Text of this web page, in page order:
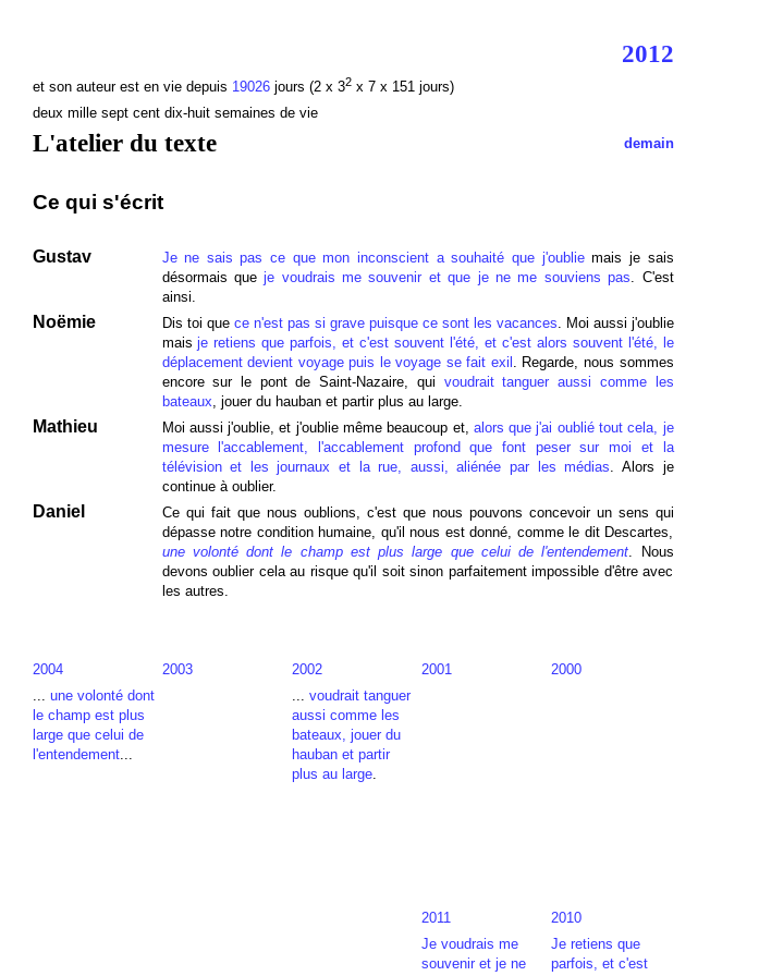
2012
et son auteur est en vie depuis 19026 jours (2 x 32x 7 x 151 jours)
deux mille sept cent dix-huit semaines de vie
L'atelier du texte demain
Ce qui s'écrit
Gustav Je ne sais pas ce que mon inconscient a souhaité que j'oubliemais je sais
désormais queje voudrais me souvenir et que je ne me souviens pas. C'est
ainsi.
Noëmie Dis toi que ce n'est pas si grave puisque ce sont les vacances. Moi aussi j'oublie
maisje retiens que parfois, et c'est souvent l'été, et c'est alors souvent l'été, le
déplacement devient voyage puis le voyage se fait exil . Regarde, nous sommes
encore sur le pont de Saint-Nazaire, qui voudrait tanguer aussi comme les
bateaux, jouer du hauban et partir plus au large.
Mathieu Moi aussi j'oublie, et j'oublie même beaucoup et, alors que j'ai oublié tout cela, je
mesure l'accablement, l'accablement profond que font peser sur moi et la
télévision et les journaux et la rue, aussi, aliénée par les médias. Alors je
continue à oublier.
Daniel
Ce qui fait que nous oublions, c'est que nous pouvons concevoir un sens qui
dépasse notre condition humaine, qu'il nous est donné, comme le dit Descartes,
une volonté dont le champ est plus large que celui de l'entendement. Nous
devons oublier cela au risque qu'il soit sinon parfaitement impossible d'être avec
les autres.
2004 2003 2002 2001
2000
... une volonté dont
le champ est plus
large que celui de
l'entendement...
... voudrait tanguer
aussi comme les
bateaux, jouer du
hauban et partir
plus au large.
2011
2010
Je voudrais me
souvenir et je ne
Je retiens que
parfois, et c'est